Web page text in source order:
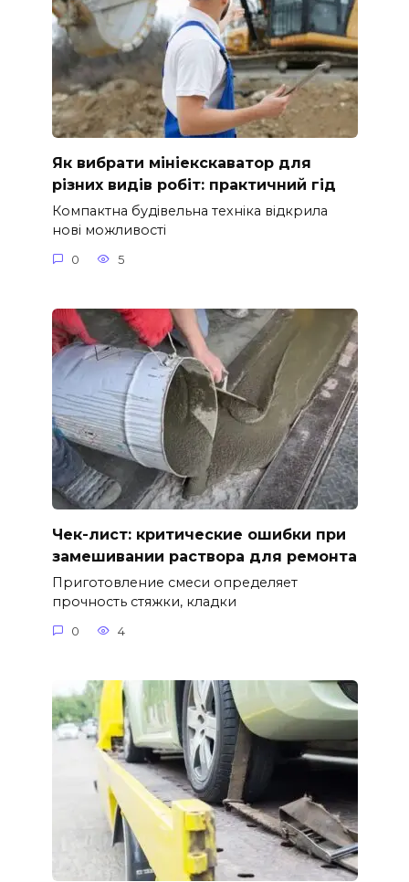
Як вибрати мініекскаватор для
різних видів робіт: практичний гід
Компактна будівельна техніка відкрила
нові можливості
0 5
Чек-лист: критические ошибки при
замешивании раствора для ремонта
Приготовление смеси определяет
прочность стяжки, кладки
0 4